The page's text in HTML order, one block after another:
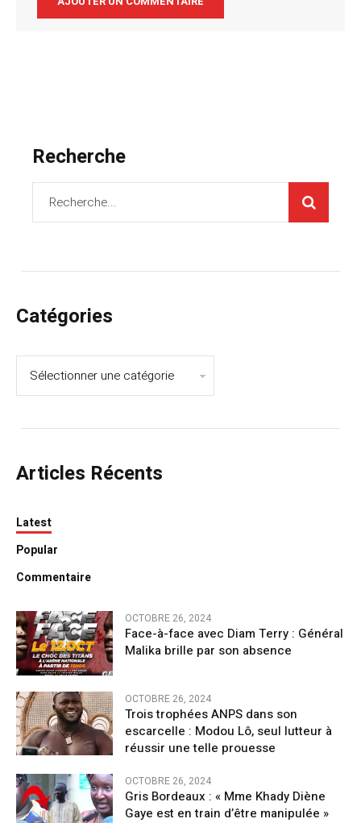
Recherche
Catégories
Articles Récents
Latest
Popular
Commentaire
OCTOBRE 26, 2024
Face-à-face avec Diam Terry : Général
Malika brille par son absence
OCTOBRE 26, 2024
Trois trophées ANPS dans son
escarcelle : Modou Lô, seul lutteur à
réussir une telle prouesse
OCTOBRE 26, 2024
Gris Bordeaux : « Mme Khady Diène
Gaye est en train d’être manipulée »